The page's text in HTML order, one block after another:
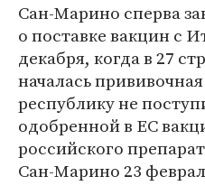
Сан-Марино сперва
о поставке вакцин с
декабря, когда в 27
началась
республику не
одобренной в ЕС
российского
Сан-Марино 23